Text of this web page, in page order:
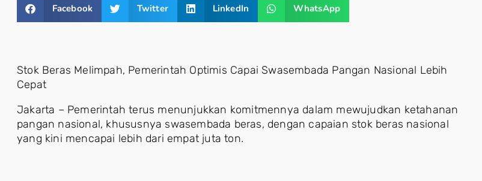
Facebook Twitter LinkedIn WhatsApp
Stok Beras Melimpah, Pemerintah Optimis Capai Swasembada Pangan Nasional Lebih
Cepat
Jakarta – Pemerintah terus menunjukkan komitmennya dalam mewujudkan ketahanan
pangan nasional, khususnya swasembada beras, dengan capaian stok beras nasional
yang kini mencapai lebih dari empat juta ton.